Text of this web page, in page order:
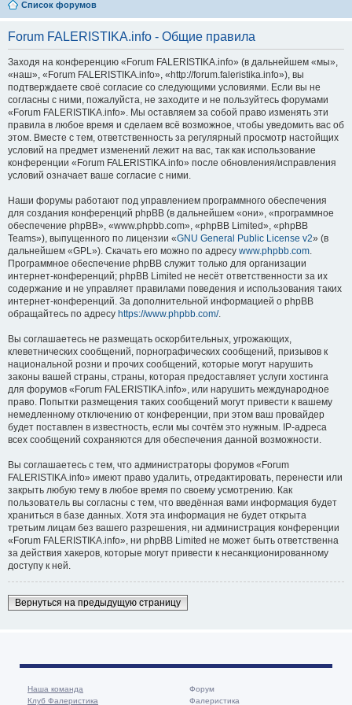
Список форумов
Forum FALERISTIKA.info - Общие правила
Заходя на конференцию «Forum FALERISTIKA.info» (в дальнейшем «мы»,
«наш», «Forum FALERISTIKA.info», «http://forum.faleristika.info»), вы
подтверждаете своё согласие со следующими условиями. Если вы не
согласны с ними, пожалуйста, не заходите и не пользуйтесь форумами
«Forum FALERISTIKA.info». Мы оставляем за собой право изменять эти
правила в любое время и сделаем всё возможное, чтобы уведомить вас об
этом. Вместе с тем, ответственность за регулярный просмотр настойщих
условий на предмет изменений лежит на вас, так как использование
конференции «Forum FALERISTIKA.info» после обновления/исправления
условий означает ваше согласие с ними.
Наши форумы работают под управлением программного обеспечения
для создания конференций phpBB (в дальнейшем «они», «программное
обеспечение phpBB», «www.phpbb.com», «phpBB Limited», «phpBB
Teams»), выпущенного по лицензии «GNU General Public License v2» (в
дальнейшем «GPL»). Скачать его можно по адресу www.phpbb.com.
Программное обеспечение phpBB служит только для организации
интернет-конференций; phpBB Limited не несёт ответственности за их
содержание и не управляет правилами поведения и использования таких
интернет-конференций. За дополнительной информацией о phpBB
обращайтесь по адресу https://www.phpbb.com/.
Вы соглашаетесь не размещать оскорбительных, угрожающих,
клеветнических сообщений, порнографических сообщений, призывов к
национальной розни и прочих сообщений, которые могут нарушить
законы вашей страны, страны, которая предоставляет услуги хостинга
для форумов «Forum FALERISTIKA.info», или нарушить международное
право. Попытки размещения таких сообщений могут привести к вашему
немедленному отключению от конференции, при этом ваш провайдер
будет поставлен в известность, если мы сочтём это нужным. IP-адреса
всех сообщений сохраняются для обеспечения данной возможности.
Вы соглашаетесь с тем, что администраторы форумов «Forum
FALERISTIKA.info» имеют право удалить, отредактировать, перенести или
закрыть любую тему в любое время по своему усмотрению. Как
пользователь вы согласны с тем, что введённая вами информация будет
храниться в базе данных. Хотя эта информация не будет открыта
третьим лицам без вашего разрешения, ни администрация конференции
«Forum FALERISTIKA.info», ни phpBB Limited не может быть ответственна
за действия хакеров, которые могут привести к несанкционированному
доступу к ней.
Вернуться на предыдущую страницу
Наша команда
Клуб Фалеристика
Форум
Фалеристика